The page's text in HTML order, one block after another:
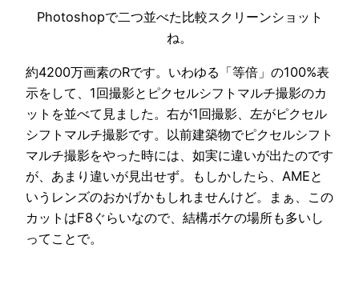
Photoshopで二つ並べた比較スクリーンショット
ね。
約4200万画素のRです。いわゆる「等倍」の100%表
示をして、1回撮影とピクセルシフトマルチ撮影のカ
ットを並べて見ました。右が1回撮影、左がピクセル
シフトマルチ撮影です。以前建築物でピクセルシフト
マルチ撮影をやった時には、如実に違いが出たのです
が、あまり違いが見出せず。もしかしたら、AMEと
いうレンズのおかげかもしれませんけど。まぁ、この
カットはF8ぐらいなので、結構ボケの場所も多いし
ってことで。